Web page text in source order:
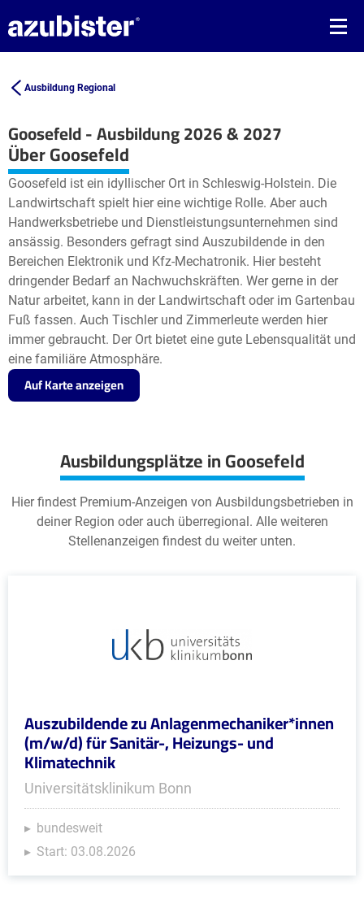
Ausbildung Regional
Goosefeld - Ausbildung 2026 & 2027
+
−
Leaflet| ©OpenStreetMap2
Über Goosefeld
Goosefeld ist ein idyllischer Ort in Schleswig-Holstein. Die
Landwirtschaft spielt hier eine wichtige Rolle. Aber auch
Handwerksbetriebe und Dienstleistungsunternehmen sind
ansässig. Besonders gefragt sind Auszubildende in den
Bereichen Elektronik und Kfz-Mechatronik. Hier besteht
dringender Bedarf an Nachwuchskräften. Wer gerne in der
Natur arbeitet, kann in der Landwirtschaft oder im Gartenbau
Fuß fassen. Auch Tischler und Zimmerleute werden hier
immer gebraucht. Der Ort bietet eine gute Lebensqualität und
eine familiäre Atmosphäre.
Auf Karte anzeigen
Ausbildungsplätze in Goosefeld
Hier findest Premium-Anzeigen von Ausbildungsbetrieben in
deiner Region oder auch überregional. Alle weiteren
Stellenanzeigen findest du weiter unten.
Auszubildende zu Anlagenmechaniker*innen
(m/w/d) für Sanitär-, Heizungs- und
Klimatechnik
Universitätsklinikum Bonn
bundesweit
Start: 03.08.2026